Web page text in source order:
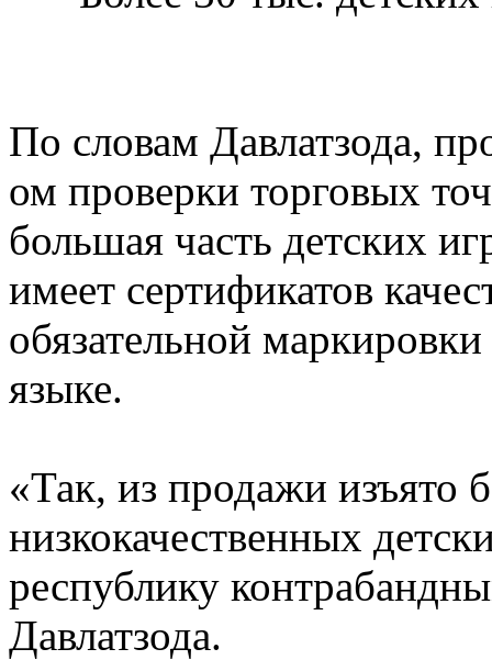
По словам Давлатзода,
ом проверки торговых
большая часть детских
имеет сертификатов
обязательной
языке.
«Так, из продажи изъято
низкокачественных
республику
Давлатзода.